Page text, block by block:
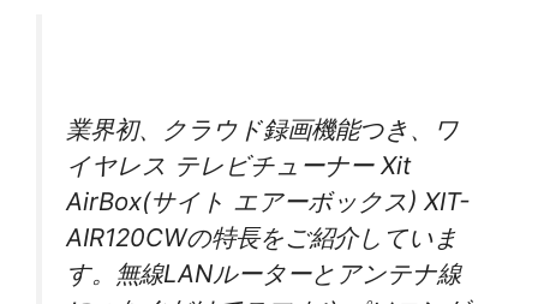
業界初、クラウド録画機能つき、ワ
イヤレス テレビチューナー Xit
AirBox(サイト エアーボックス) XIT-
AIR120CWの特長をご紹介していま
す。無線LANルーターとアンテナ線